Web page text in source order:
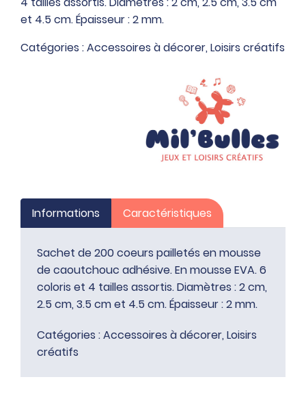
coeurs
pailletés
en
et 4.5 cm. Épaisseur : 2 mm.
Catégories :Accessoires à décorer, Loisirs créatifs
Informations Caractéristiques
Sachet de 200 coeurs pailletés en mousse
de caoutchouc adhésive. En mousse EVA. 6
coloris et 4 tailles assortis. Diamètres : 2 cm,
2.5 cm, 3.5 cm et 4.5 cm. Épaisseur : 2 mm.
Catégories :Accessoires à décorer, Loisirs
créatifs